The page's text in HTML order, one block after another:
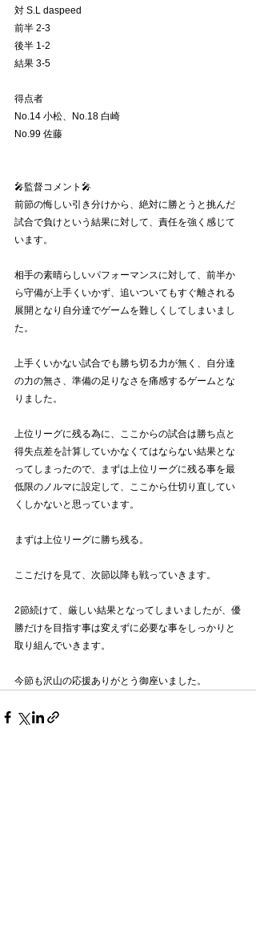
対 S.L daspeed
前半 2-3
後半 1-2
結果 3-5
得点者
No.14 小松、No.18 白崎
No.99 佐藤
🎤監督コメント🎤
前節の悔しい引き分けから、絶対に勝とうと挑んだ
試合で負けという結果に対して、責任を強く感じて
います。
相手の素晴らしいパフォーマンスに対して、前半か
ら守備が上手くいかず、追いついてもすぐ離される
展開となり自分達でゲームを難しくしてしまいまし
た。
上手くいかない試合でも勝ち切る力が無く、自分達
の力の無さ、準備の足りなさを痛感するゲームとな
りました。
上位リーグに残る為に、ここからの試合は勝ち点と
得失点差を計算していかなくてはならない結果とな
ってしまったので、まずは上位リーグに残る事を最
低限のノルマに設定して、ここから仕切り直してい
くしかないと思っています。
まずは上位リーグに勝ち残る。
ここだけを見て、次節以降も戦っていきます。
2節続けて、厳しい結果となってしまいましたが、優
勝だけを目指す事は変えずに必要な事をしっかりと
取り組んでいきます。
今節も沢山の応援ありがとう御座いました。